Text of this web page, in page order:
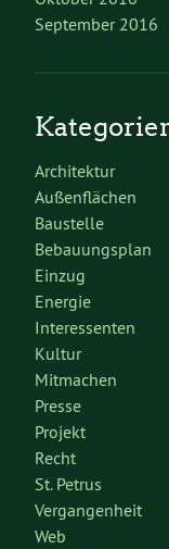
September 2016
Architektur
Außenflächen
Baustelle
Bebauungsplan
Einzug
Energie
Interessenten
Kultur
Mitmachen
Presse
Projekt
Recht
St. Petrus
Vergangenheit
Web